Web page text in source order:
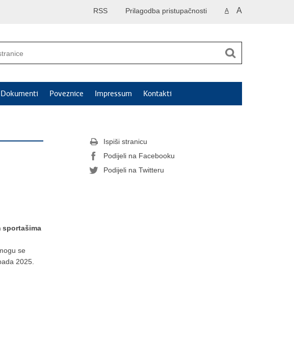
A A
Prilagodba pristupačnosti
RSS
Dokumenti Poveznice Impressum Kontakti
sportašima
se
2025.
Ispiši stranicu
Podijeli na Facebooku
Podijeli na Twitteru